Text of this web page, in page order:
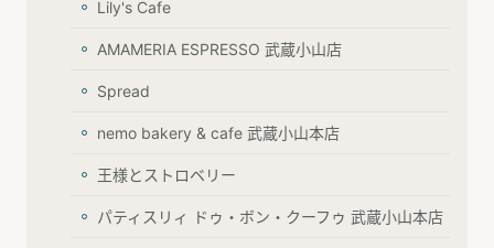
Lily's Cafe
AMAMERIA ESPRESSO 武蔵小山店
Spread
nemo bakery & cafe 武蔵小山本店
王様とストロベリー
パティスリィ ドゥ・ボン・クーフゥ 武蔵小山本店